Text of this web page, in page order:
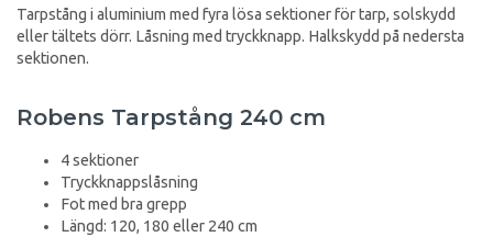
Tarpstång i aluminium med fyra lösa sektioner för tarp, solskydd
eller tältets dörr. Låsning med tryckknapp. Halkskydd på nedersta
sektionen.
Robens Tarpstång 240 cm
4 sektioner
Tryckknappslåsning
Fot med bra grepp
Längd: 120, 180 eller 240 cm